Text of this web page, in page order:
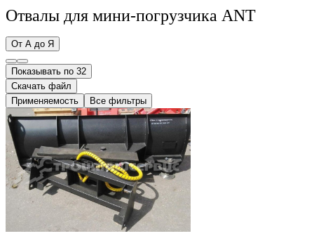
Отвалы для мини-погрузчика ANT
От А до Я
Показывать по 32
Скачать файл
Применяемость
Все фильтры